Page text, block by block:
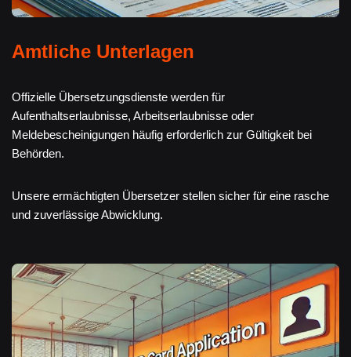
Amtliche Unterlagen
Offizielle Übersetzungsdienste werden für
Aufenthaltserlaubnisse, Arbeitserlaubnisse oder
Meldebescheinigungen häufig erforderlich zur Gültigkeit bei
Behörden.
Unsere ermächtigten Übersetzer stellen sicher für eine rasche
und zuverlässige Abwicklung.